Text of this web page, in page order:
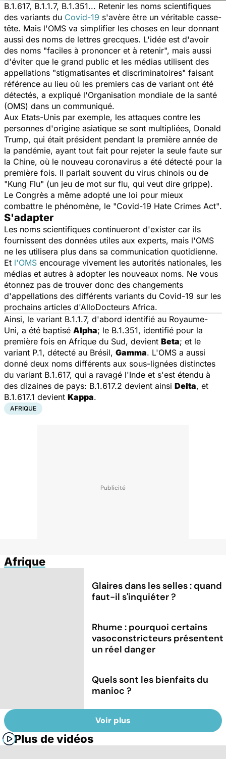
B.1.617, B.1.1.7, B.1.351... Retenir les noms scientifiques
des variants du Covid-19 s'avère être un véritable casse-
tête. Mais l'OMS va simplifier les choses en leur donnant
aussi des noms de lettres grecques. L'idée est d'avoir
des noms "faciles à prononcer et à retenir", mais aussi
d'éviter que le grand public et les médias utilisent des
appellations "stigmatisantes et discriminatoires" faisant
référence au lieu où les premiers cas de variant ont été
détectés, a expliqué l'Organisation mondiale de la santé
(OMS) dans un communiqué.
Aux Etats-Unis par exemple, les attaques contre les
personnes d'origine asiatique se sont multipliées, Donald
Trump, qui était président pendant la première année de
la pandémie, ayant tout fait pour rejeter la seule faute sur
la Chine, où le nouveau coronavirus a été détecté pour la
première fois. Il parlait souvent du virus chinois ou de
"Kung Flu" (un jeu de mot sur flu, qui veut dire grippe).
Le Congrès a même adopté une loi pour mieux
combattre le phénomène, le "Covid-19 Hate Crimes Act".
S'adapter
Les noms scientifiques continueront d'exister car ils
fournissent des données utiles aux experts, mais l'OMS
ne les utilisera plus dans sa communication quotidienne.
Et l'OMS encourage vivement les autorités nationales, les
médias et autres à adopter les nouveaux noms. Ne vous
étonnez pas de trouver donc des changements
d'appellations des différents variants du Covid-19 sur les
prochains articles d'AlloDocteurs Africa.
Ainsi, le variant B.1.1.7, d'abord identifié au Royaume-
Uni, a été baptisé Alpha; le B.1.351, identifié pour la
première fois en Afrique du Sud, devient Beta; et le
variant P.1, détecté au Brésil, Gamma. L'OMS a aussi
donné deux noms différents aux sous-lignées distinctes
du variant B.1.617, qui a ravagé l'Inde et s'est étendu à
des dizaines de pays: B.1.617.2 devient ainsi Delta, et
B.1.617.1 devient Kappa.
AFRIQUE
Afrique
Glaires dans les selles : quand
faut-il s'inquiéter ?
Rhume : pourquoi certains
vasoconstricteurs présentent
un réel danger
Quels sont les bienfaits du
manioc ?
Voir plus
Plus de vidéos